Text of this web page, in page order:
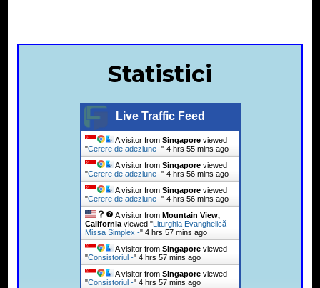
Statistici
Live Traffic Feed
A visitor from Singaporeviewed
"Cerere de adeziune -" 4 hrs 55 mins ago
A visitor from Singaporeviewed
"Cerere de adeziune -" 4 hrs 56 mins ago
A visitor from Singaporeviewed
"Cerere de adeziune -" 4 hrs 56 mins ago
A visitor from Mountain View,
Californiaviewed "Liturghia Evanghelică
Missa Simplex -" 4 hrs 57 mins ago
A visitor from Singaporeviewed
"Consistoriul -" 4 hrs 57 mins ago
A visitor from Singaporeviewed
"Consistoriul -" 4 hrs 57 mins ago